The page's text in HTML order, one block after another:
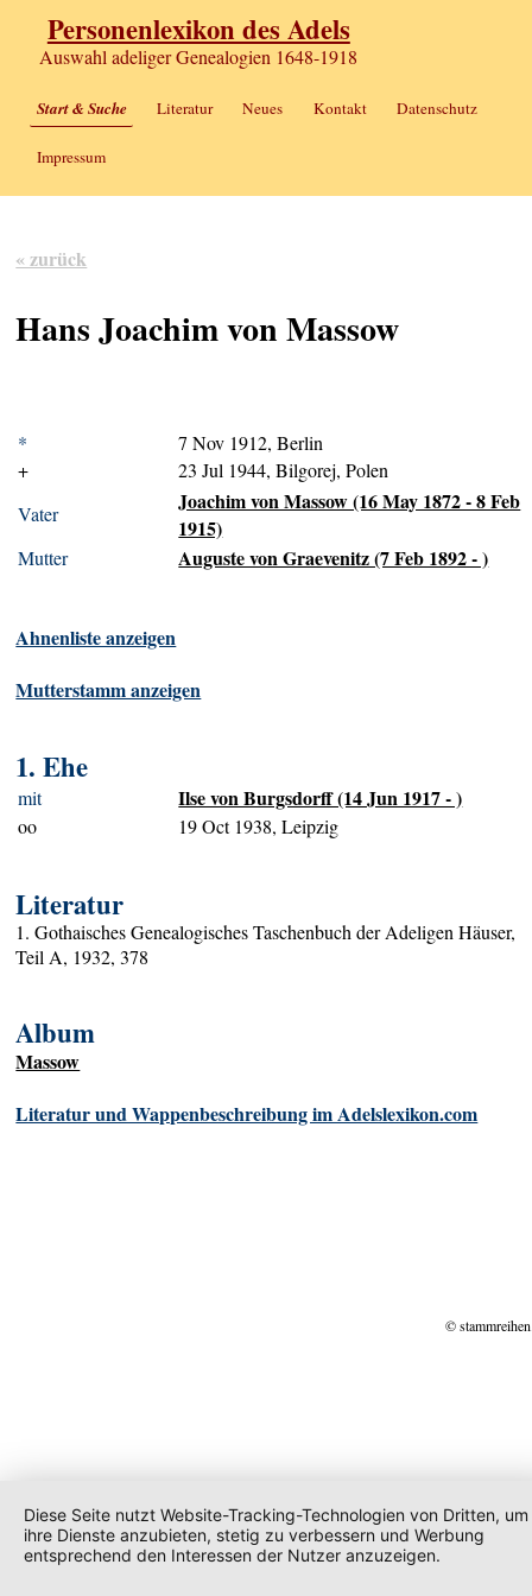
Personenlexikon des Adels
Auswahl adeliger Genealogien 1648-1918
Start & Suche Literatur Neues Kontakt Datenschutz
Impressum
« zurück
Hans Joachim von Massow
*
7 Nov 1912, Berlin
+
23 Jul 1944, Bilgorej, Polen
Vater
Joachim von Massow (16 May 1872 - 8 Feb
1915)
Mutter Auguste von Graevenitz (7 Feb 1892 - )
Ahnenliste anzeigen
Mutterstamm anzeigen
1. Ehe
mit Ilse von Burgsdorff (14 Jun 1917 - )
oo 19 Oct 1938, Leipzig
Literatur
1. Gothaisches Genealogisches Taschenbuch der Adeligen Häuser,
Teil A, 1932, 378
Album
Massow
Literatur und Wappenbeschreibung im Adelslexikon.com
©
Diese Seite nutzt Website-Tracking-Technologien von Dritten, um
ihre Dienste anzubieten, stetig zu verbessern und Werbung
entsprechend den Interessen der Nutzer anzuzeigen.